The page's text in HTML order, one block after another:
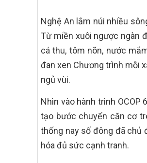
Nghệ An lắm núi nhiều
Từ miền xuôi ngược ngàn
cá thu, tôm nõn, nước
đan xen Chương trình mỗi
ngủ vùi.
Nhìn vào hành trình
tạo bước chuyển căn cơ
thống nay số đông đã chủ
hóa đủ sức cạnh tranh.